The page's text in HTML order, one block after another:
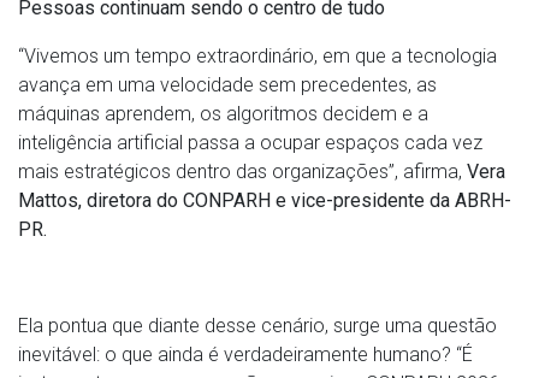
Pessoas continuam sendo o centro de tudo
“Vivemos um tempo extraordinário, em que a tecnologia
avança em uma velocidade sem precedentes, as
máquinas aprendem, os algoritmos decidem e a
inteligência artificial passa a ocupar espaços cada vez
mais estratégicos dentro das organizações”, afirma, Vera
Mattos, diretora do CONPARH e vice-presidente da ABRH-
PR.
Ela pontua que diante desse cenário, surge uma questão
inevitável: o que ainda é verdadeiramente humano? “É